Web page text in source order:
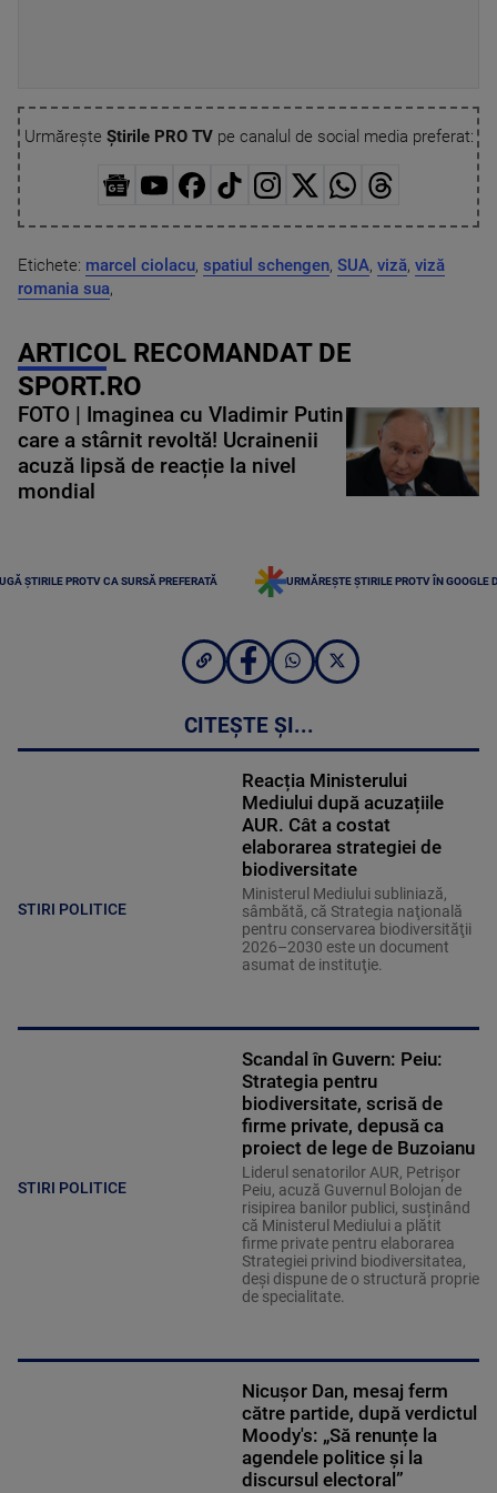
Urmărește Știrile PRO TVpe canalul de social media preferat:
Etichete: marcel ciolacu, spatiul schengen, SUA, viză, viză
romania sua,
ARTICOL RECOMANDAT DE
SPORT.RO
FOTO | Imaginea cu Vladimir Putin
care a stârnit revoltă! Ucrainenii
acuză lipsă de reacție la nivel
mondial
ȘTIRILE PROTV CA SURSĂ PREFERATĂ URMĂREȘTE ȘTIRILE PROTV ÎN GOOGLE
CITEȘTE ȘI...
STIRI POLITICE
Reacția Ministerului
Mediului după acuzațiile
AUR. Cât a costat
elaborarea strategiei de
biodiversitate
Ministerul Mediului subliniază,
sâmbătă, că Strategia naţională
pentru conservarea biodiversităţii
2026–2030 este un document
asumat de instituţie.
STIRI POLITICE
Scandal în Guvern: Peiu:
Strategia pentru
biodiversitate, scrisă de
firme private, depusă ca
proiect de lege de Buzoianu
Liderul senatorilor AUR, Petrișor
Peiu, acuză Guvernul Bolojan de
risipirea banilor publici, susținând
că Ministerul Mediului a plătit
firme private pentru elaborarea
Strategiei privind biodiversitatea,
deși dispune de o structură proprie
de specialitate.
Nicușor Dan, mesaj ferm
către partide, după verdictul
Moody's: „Să renunțe la
agendele politice şi la
discursul electoral”